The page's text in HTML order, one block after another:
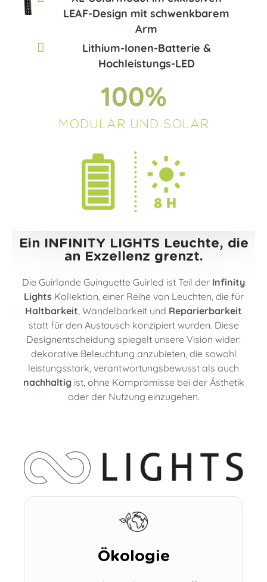
LEAF-Design mit schwenkbarem
Arm
Lithium-Ionen-Batterie &
Hochleistungs-LED
100%
MODULAR UND SOLAR
Ein INFINITY LIGHTS Leuchte, die
an Exzellenz grenzt.
Die Guirlande Guinguette Guirled ist Teil der Infinity
Lights Kollektion, einer Reihe von Leuchten, die für
Haltbarkeit, Wandelbarkeit und Reparierbarkeit
statt für den Austausch konzipiert wurden. Diese
Designentscheidung spiegelt unsere Vision wider:
dekorative Beleuchtung anzubieten, die sowohl
leistungsstark, verantwortungsbewusst als auch
nachhaltigist, ohne Kompromisse bei der Ästhetik
oder der Nutzung einzugehen.
Ökologie